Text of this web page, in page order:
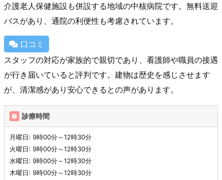
介護老人保健施設も併設する地域の中核病院です。無料送迎
バスがあり、通院の利便性も考慮されています。
口コミ
スタッフの対応が家族的で親切であり、看護師や職員の接遇
が行き届いていると評判です。建物は歴史を感じさせます
が、清潔感があり安心できるとの声があります。
診療時間
月曜日: 9時00分～12時30分
火曜日: 9時00分～12時30分
水曜日: 9時00分～12時30分
木曜日: 9時00分～12時30分